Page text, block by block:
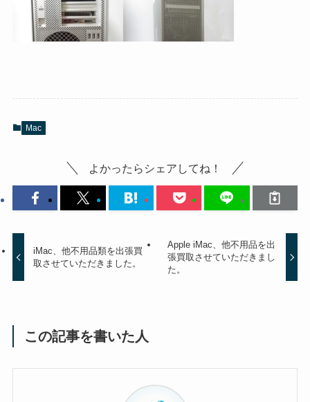
Mac
よかったらシェアしてね！
iMac、他不用品類を出張買
取させていただきました。
Apple iMac、他不用品を出
張買取させていただきまし
た。
この記事を書いた人